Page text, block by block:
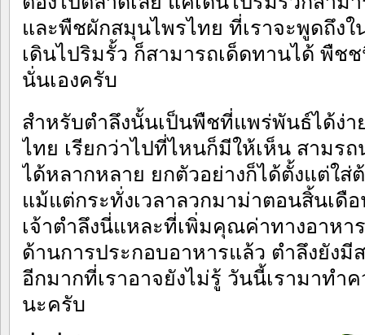
และพืชผักสมุนไพรไทย ที่เราจะพูดถึง
เดินไปริมรั้ว ก็สามารถเด็ดทานได้ พืช
นั่นเองครับ
สำหรับตำลึงนั้นเป็นพืชที่แพร่พันธ์ได้ง่
ไทย เรียกว่าไปที่ไหนก็มีให้เห็น สามร
ได้หลากหลาย ยกตัวอย่างก็ได้ตั้งแต่ใส่
แม้แต่กระทั่งเวลาลวกมาม่าตอนสิ้นเดื
เจ้าตำลึงนี่แหละที่เพิ่มคุณค่าทางอาหา
ด้านการประกอบอาหารแล้ว ตำลึงยัง
อีกมากที่เราอาจยังไม่รู้ วันนี้เรามาทำ
นะครับ